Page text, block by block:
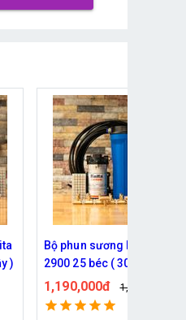
Hệ thống phun sương 5
( 10m dây )- Bơm Hàn
6017 trọn bộ
930,000đ 1,079,000đ